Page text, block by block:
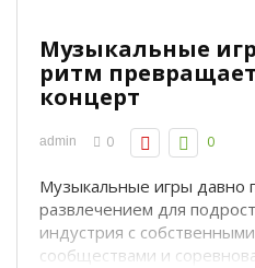
Музыкальные
ритм
концерт
admin 0 0
Музыкальные игры давно
развлечением для
индустрия с
сообществами и